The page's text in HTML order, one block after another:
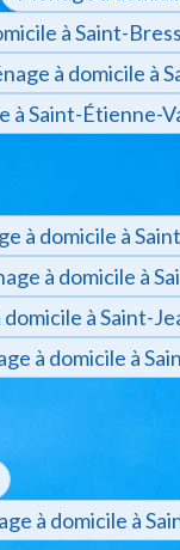
à Saint-
à domicile à
à Saint-Étienne-
à domicile à
à domicile à
à Saint-
à domicile à
à domicile à